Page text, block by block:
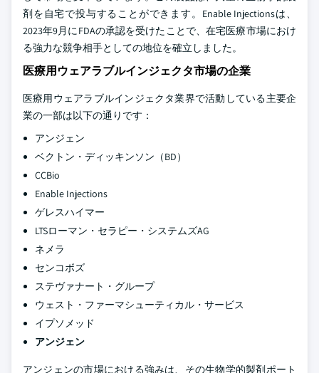
剤を自宅で投与することができます。Enable Injectionsは、
2023年9月にFDAの承認を受けたことで、在宅医療市場におけ
る強力な競争相手としての地位を確立しました。
医療用ウェアラブルインジェクタ市場の企業
医療用ウェアラブルインジェクタ業界で活動している主要企
業の一部は以下の通りです：
アンジェン
ベクトン・ディッキンソン（BD）
CCBio
Enable Injections
ゲレスハイマー
LTSローマン・セラピー・システムズAG
ネメラ
センコボズ
ステヴァナート・グループ
ウェスト・ファーマシューティカル・サービス
イプソメッド
アンジェン
アンジェンの市場における強みは、その生物学的製剤ポート